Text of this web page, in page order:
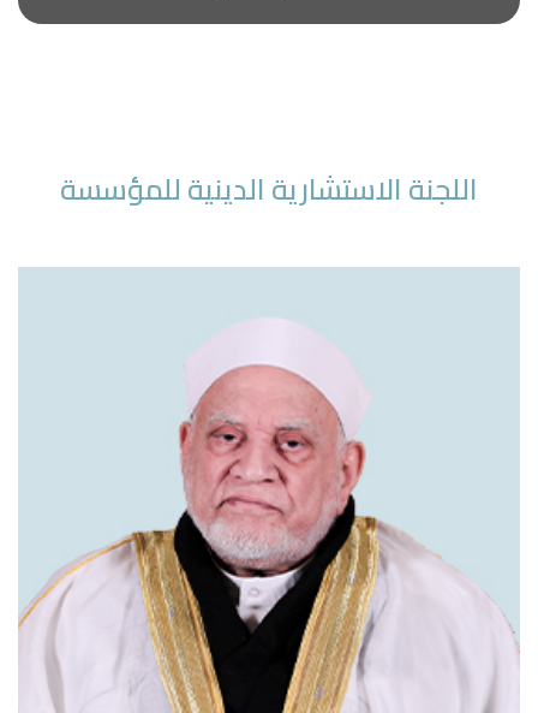
اللجنة الاستشارية الدينية للمؤسسة